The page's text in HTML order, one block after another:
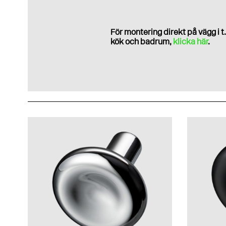
För montering direkt på vägg i
kök och badrum, klicka här.